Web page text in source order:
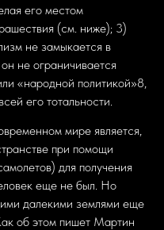
его местом
(см. ниже); 3)
не замыкается в
не ограничивается
«народной политикой»8,
его тотальности.
мире является,
при помощи
для получения
еще не был. Но
далекими землями еще
об этом пишет Мартин